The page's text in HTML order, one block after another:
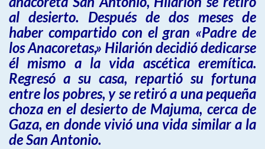
al desierto. Después de dos meses de
haber compartido con el gran «Padre de
los Anacoretas,» Hilarión decidió dedicarse
él mismo a la vida ascética eremítica.
Regresó a su casa, repartió su fortuna
entre los pobres, y se retiró a una pequeña
choza en el desierto de Majuma, cerca de
Gaza, en donde vivió una vida similar a la
de San Antonio.